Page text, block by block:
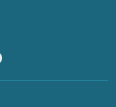
Instagram